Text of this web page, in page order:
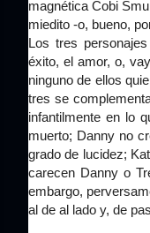
magnética Cobi
miedito -o, bueno,
Los tres
éxito, el amor, o,
ninguno de ellos
tres se
infantilmente en lo
muerto; Danny no
grado de lucidez;
carecen Danny o
embargo,
al de al lado y, de